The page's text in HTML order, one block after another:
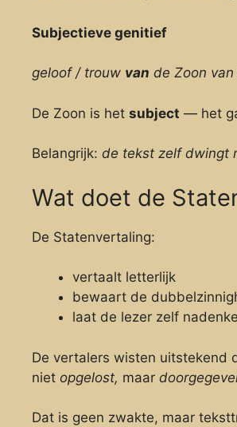
Subjectieve genitief
geloof / trouw van de Zoon van
De Zoon is het subject — het
Belangrijk: de tekst zelf dwingt
Wat doet de
De Statenvertaling:
vertaalt letterlijk
bewaart de
laat de lezer zelf
De vertalers wisten uitstekend
niet opgelost, maar
Dat is geen zwakte, maar